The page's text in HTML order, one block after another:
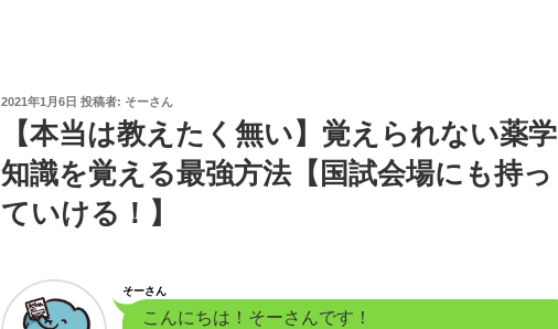
投
2021年1月6日 投稿者: そーさん
【本当は教えたく無い】覚えられない薬学
知識を覚える最強方法【国試会場にも持っ
ていける！】
そーさん
こんにちは！そーさんです！